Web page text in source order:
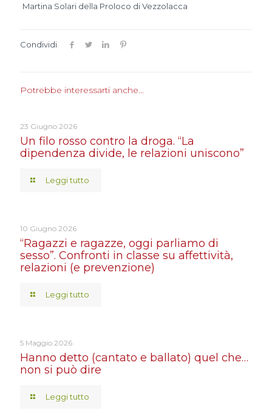
Martina Solari della Proloco di Vezzolacca
Condividi
Potrebbe interessarti anche...
23 Giugno 2026
Un filo rosso contro la droga. “La
dipendenza divide, le relazioni uniscono”
Leggi tutto
10 Giugno 2026
“Ragazzi e ragazze, oggi parliamo di
sesso”. Confronti in classe su affettività,
relazioni (e prevenzione)
Leggi tutto
5 Maggio 2026
Hanno detto (cantato e ballato) quel che…
non si può dire
Leggi tutto